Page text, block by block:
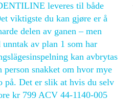
leveres til både
viktigste du kan gjøre er å
delen av ganen – men
av plan 1 som har
kan avbrytas
snakket om hvor mye
på. Det er slik at hvis du selv
kr 799 ACV 44-1140-005